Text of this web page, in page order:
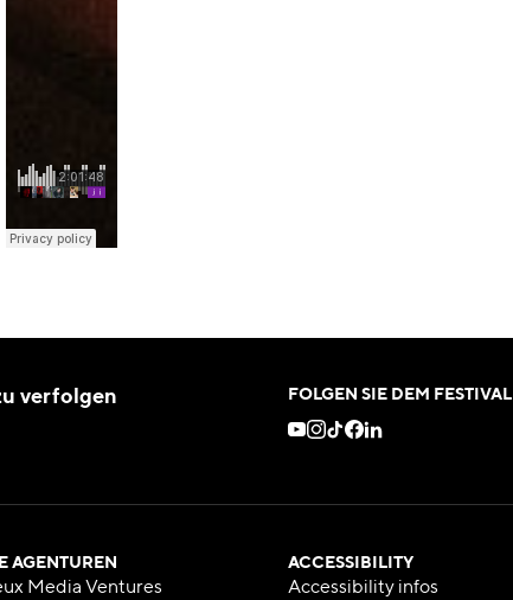
verfolgen FOLGEN SIE DEM FESTIVAL
AGENTUREN
Media Ventures
ACCESSIBILITY
Accessibility infos